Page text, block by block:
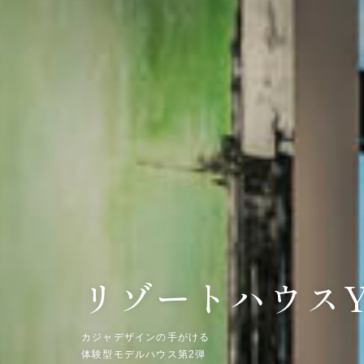
リゾートハウ
カジャデザインの手がける
体験型モデルハウス第2弾